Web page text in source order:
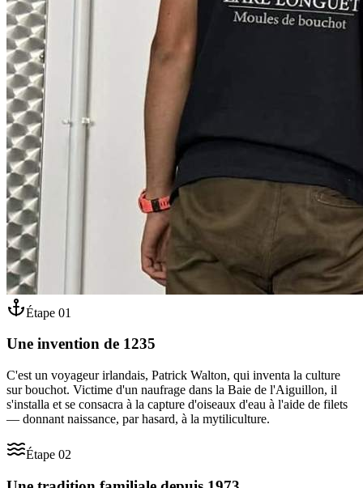
Étape 01
Une invention de 1235
C'est un voyageur irlandais, Patrick Walton, qui inventa la culture
sur bouchot. Victime d'un naufrage dans la Baie de l'Aiguillon, il
s'installa et se consacra à la capture d'oiseaux d'eau à l'aide de filets
— donnant naissance, par hasard, à la mytiliculture.
Étape 02